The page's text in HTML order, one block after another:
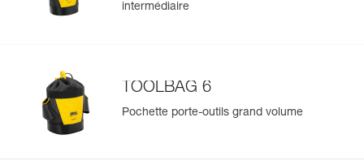
intermédiaire
TOOLBAG 6
Pochette porte-outils grand volume